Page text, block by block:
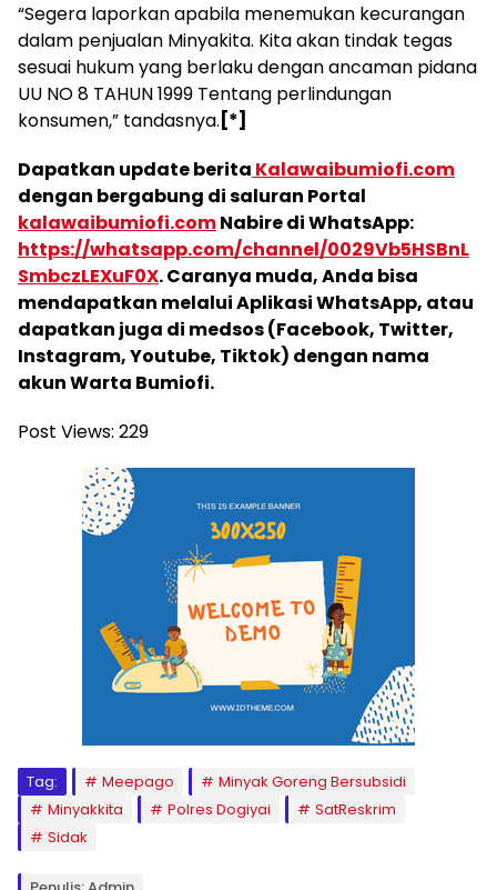
“Segera laporkan apabila menemukan kecurangan
dalam penjualan Minyakita. Kita akan tindak tegas
sesuai hukum yang berlaku dengan ancaman pidana
UU NO 8 TAHUN 1999 Tentang perlindungan
konsumen,” tandasnya. [*]
Dapatkan update berita Kalawaibumiofi.com
dengan bergabung di saluran Portal
kalawaibumiofi.comNabire di WhatsApp:
https://whatsapp.com/channel/0029Vb5HSBnL
SmbczLEXuF0X. Caranya muda, Anda bisa
mendapatkan melalui Aplikasi WhatsApp, atau
dapatkan juga di medsos (Facebook, Twitter,
Instagram, Youtube, Tiktok) dengan nama
akun Warta Bumiofi.
Post Views: 229
Tag: Meepago
Minyak Goreng Bersubsidi
Minyakkita
Polres Dogiyai
SatReskrim
Sidak